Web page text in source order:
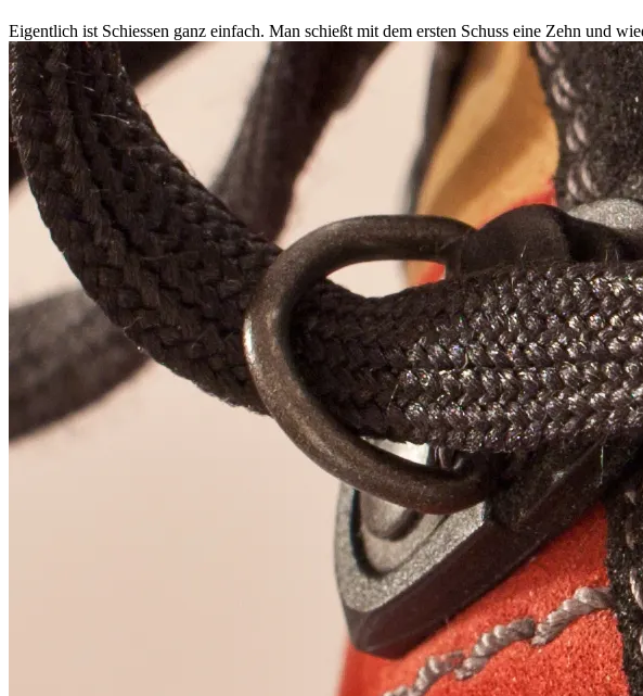
Eigentlich ist Schiessen ganz einfach. Man schießt mit dem ersten Schuss eine Zehn und